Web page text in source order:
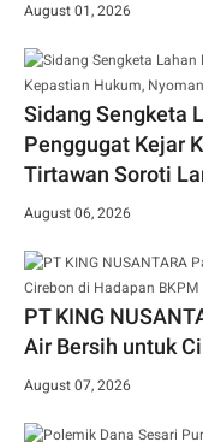
August 01, 2026
Sidang Sengketa
Penggugat Kejar
Tirtawan Soroti
August 06, 2026
PT KING
Air Bersih untuk
August 07, 2026